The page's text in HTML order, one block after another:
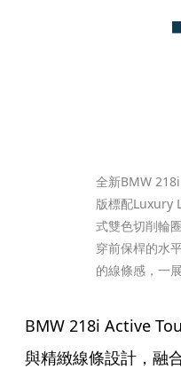
全新BMW
版標配Luxury
式雙色切削輪
穿前保桿的水
的線條感，一
BMW 218i Active
與精緻線條設計，融